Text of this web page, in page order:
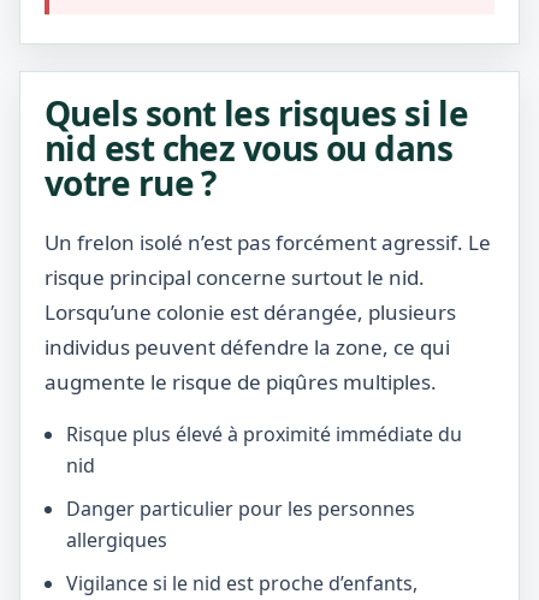
Quels sont les risques si le
nid est chez vous ou dans
votre rue ?
Un frelon isolé n’est pas forcément agressif. Le
risque principal concerne surtout le nid.
Lorsqu’une colonie est dérangée, plusieurs
individus peuvent défendre la zone, ce qui
augmente le risque de piqûres multiples.
Risque plus élevé à proximité immédiate du
nid
Danger particulier pour les personnes
allergiques
Vigilance si le nid est proche d’enfants,